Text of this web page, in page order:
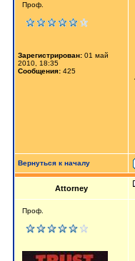
Проф.
Зарегистрирован: 01 май
2010, 18:35
Сообщения: 425
Вернуться к началу
Attorney
Проф.